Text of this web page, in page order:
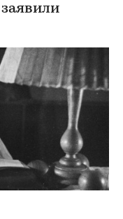
заявили